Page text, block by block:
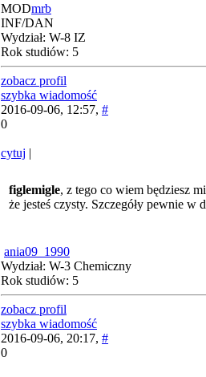
MODmrb
INF/DAN
Wydział: W-8 IZ
Rok studiów: 5
zobacz profil
szybka wiadomość
2016-09-06, 12:57, #
0
cytuj |
figlemigle, z tego co wiem będziesz
że jesteś czysty. Szczegóły pewnie w
ania09_1990
Wydział: W-3 Chemiczny
Rok studiów: 5
zobacz profil
szybka wiadomość
2016-09-06, 20:17, #
0